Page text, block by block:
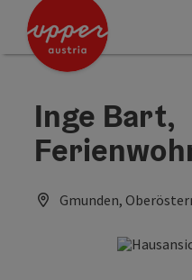
Accesskey
Accesskey
Inge Bart,
Gmunden,